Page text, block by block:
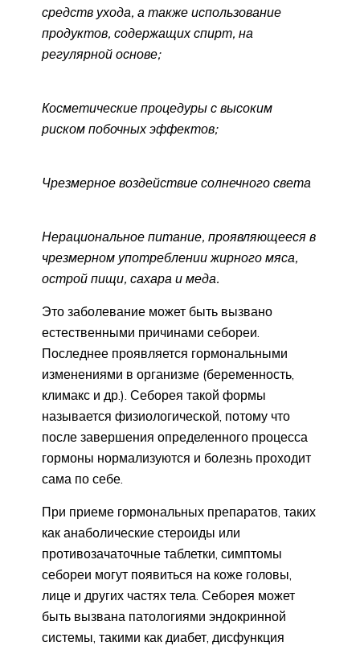
средств ухода, а также использование
продуктов, содержащих спирт, на
регулярной основе;
Косметические процедуры с высоким
риском побочных эффектов;
Чрезмерное воздействие солнечного света
Нерациональное питание, проявляющееся в
чрезмерном употреблении жирного мяса,
острой пищи, сахара и меда.
Это заболевание может быть вызвано
естественными причинами себореи.
Последнее проявляется гормональными
изменениями в организме (беременность,
климакс и др.). Себорея такой формы
называется физиологической, потому что
после завершения определенного процесса
гормоны нормализуются и болезнь проходит
сама по себе.
При приеме гормональных препаратов, таких
как анаболические стероиды или
противозачаточные таблетки, симптомы
себореи могут появиться на коже головы,
лице и других частях тела. Себорея может
быть вызвана патологиями эндокринной
системы, такими как диабет, дисфункция